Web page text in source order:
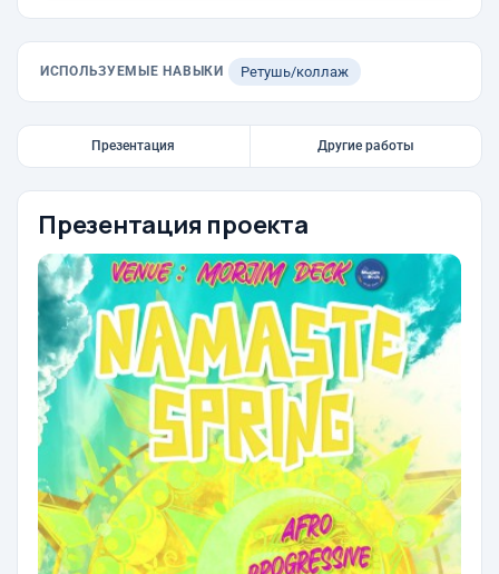
ИСПОЛЬЗУЕМЫЕ НАВЫКИ Ретушь/коллаж
Презентация Другие работы
Презентация проекта